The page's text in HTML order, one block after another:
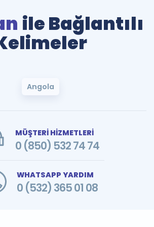
ile Bağlantılı
Angola
MÜŞTERİ HİZMETLERİ
0 (850) 532 74 74
WHATSAPP YARDIM
0 (532) 365 01 08